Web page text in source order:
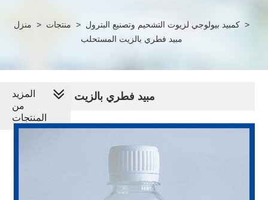
منزل > منتجات > كمبيد بيولوجي لزيوت التشحيم وتصنيع البترول >
مبيد فطري بالزيت المستحلب
مبيد فطري بالزيت المستحلبالمزيد
من
المنتجات